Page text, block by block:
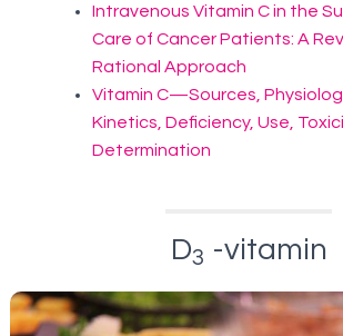
Intravenous Vitamin C in the
Care of Cancer Patients: A
Rational Approach
Vitamin C—Sources,
Kinetics, Deficiency, Use,
Determination
D3 -vitamin